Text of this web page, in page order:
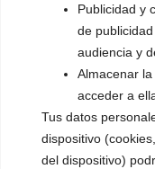
Publicidad y
de
audiencia y
Almacenar
acceder a
Tus datos
dispositivo
del dispositivo)
▪️ Androginización
OTRAS
▪️ Caracterización
▪️ Voz virilizada por
▪️ Modificación del